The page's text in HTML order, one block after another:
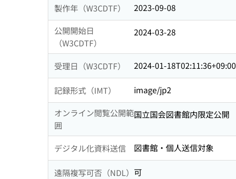
製作年（W3CDTF）
2023-09-08
公開開始日
（W3CDTF）
2024-03-28
受理日（W3CDTF） 2024-01-18T02:11:36+09:00
記録形式（IMT）
image/jp2
オンライン閲覧公開範
囲
国立国会図書館内限定公開
デジタル化資料送信 図書館・個人送信対象
遠隔複写可否（NDL） 可